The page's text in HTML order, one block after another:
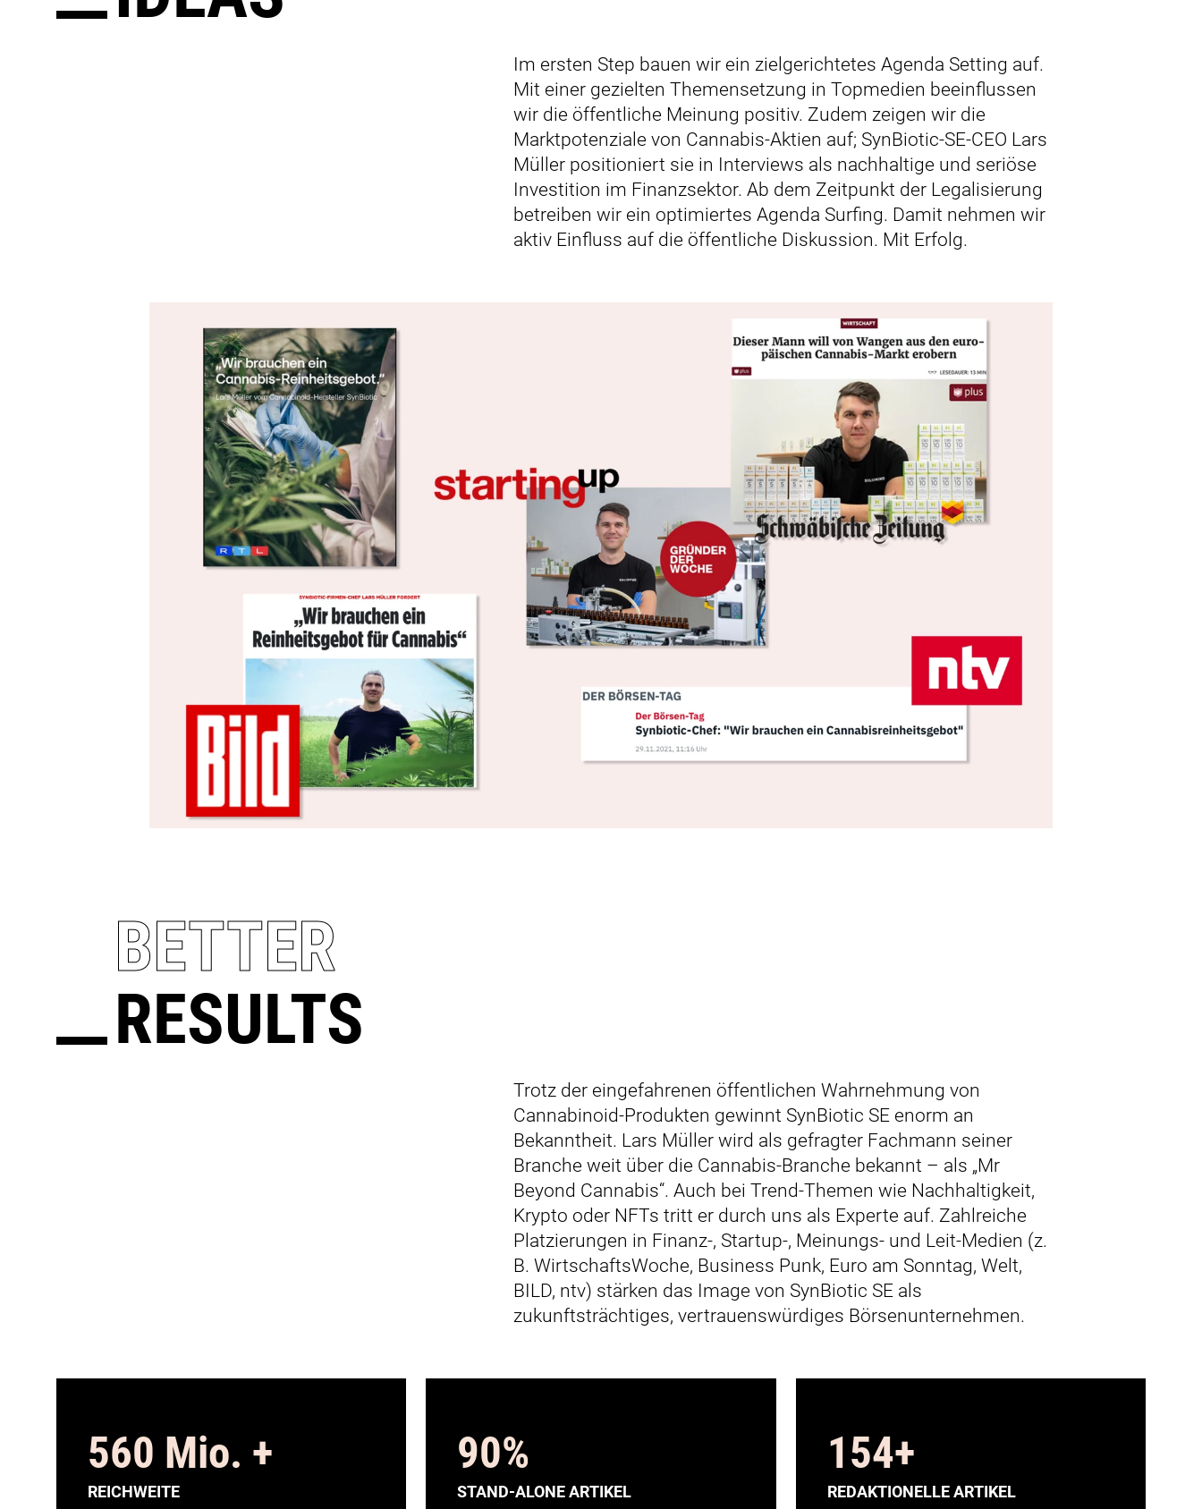
Im ersten Step bauen wir ein zielgerichtetes Agenda Setting auf.
Mit einer gezielten Themensetzung in Topmedien beeinflussen
wir die öffentliche Meinung positiv. Zudem zeigen wir die
Marktpotenziale von Cannabis-Aktien auf; SynBiotic-SE-CEO Lars
Müller positioniert sie in Interviews als nachhaltige und seriöse
Investition im Finanzsektor. Ab dem Zeitpunkt der Legalisierung
betreiben wir ein optimiertes Agenda Surfing. Damit nehmen wir
aktiv Einfluss auf die öffentliche Diskussion. Mit Erfolg.
BETTER
RESULTS
Trotz der eingefahrenen öffentlichen Wahrnehmung von
Cannabinoid-Produkten gewinnt SynBiotic SE enorm an
Bekanntheit. Lars Müller wird als gefragter Fachmann seiner
Branche weit über die Cannabis-Branche bekannt – als „Mr
Beyond Cannabis“. Auch bei Trend-Themen wie Nachhaltigkeit,
Krypto oder NFTs tritt er durch uns als Experte auf. Zahlreiche
Platzierungen in Finanz-, Startup-, Meinungs- und Leit-Medien (z.
B. WirtschaftsWoche, Business Punk, Euro am Sonntag, Welt,
BILD, ntv) stärken das Image von SynBiotic SE als
zukunftsträchtiges, vertrauenswürdiges Börsenunternehmen.
560 Mio. +
REICHWEITE
90%
STAND-ALONE ARTIKEL
154+
REDAKTIONELLE ARTIKEL